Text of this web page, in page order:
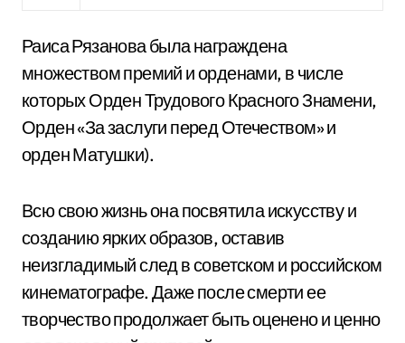
Раиса Рязанова была награждена
множеством премий и орденами, в числе
которых Орден Трудового Красного Знамени,
Орден «За заслуги перед Отечеством» и
орден Матушки).
Всю свою жизнь она посвятила искусству и
созданию ярких образов, оставив
неизгладимый след в советском и российском
кинематографе. Даже после смерти ее
творчество продолжает быть оценено и ценно